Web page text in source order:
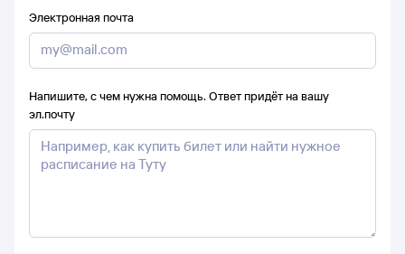
Электронная почта
Напишите, с чем нужна помощь. Ответ придёт на вашу
эл.почту